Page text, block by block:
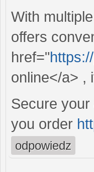
With
offers
href="
online</a> ,
Secure
you order
odpowiedz